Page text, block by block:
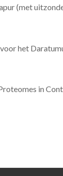
(met
het
in